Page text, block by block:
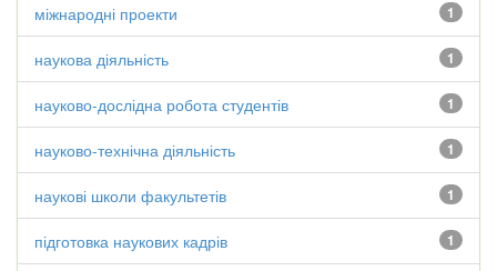
1
міжнародні проекти
1
наукова діяльність
1
науково-дослідна робота студентів
1
науково-технічна діяльність
1
наукові школи факультетів
1
підготовка наукових кадрів